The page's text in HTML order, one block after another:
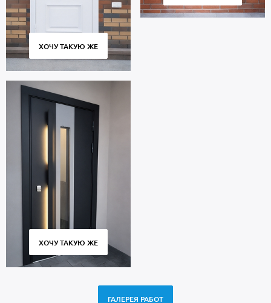
ХОЧУ ТАКУЮ ЖЕ
ХОЧУ ТАКУЮ ЖЕ
ГАЛЕРЕЯ РАБОТ